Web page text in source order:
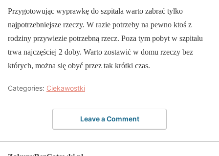
Przygotowując wyprawkę do szpitala warto zabrać tylko
najpotrzebniejsze rzeczy. W razie potrzeby na pewno ktoś z
rodziny przywiezie potrzebną rzecz. Poza tym pobyt w szpitalu
trwa najczęściej 2 doby. Warto zostawić w domu rzeczy bez
których, można się obyć przez tak krótki czas.
Categories: Ciekawostki
Leave a Comment